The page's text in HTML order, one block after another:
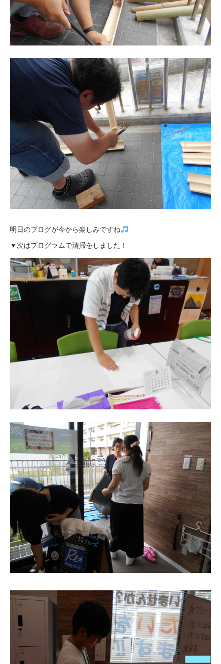
明日のブログが今から楽しみですね
▼次はプログラムで清掃をしました！